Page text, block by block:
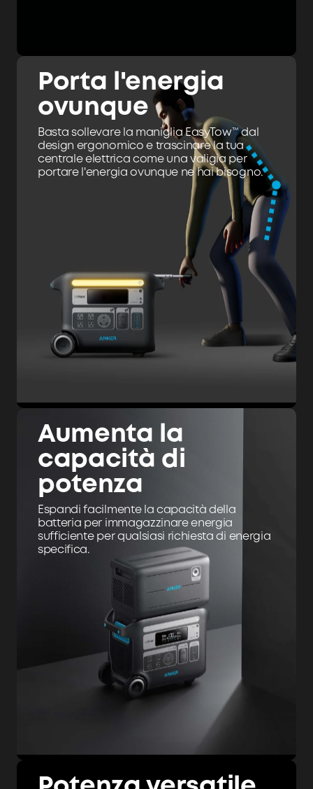
Porta l'energia
ovunque
Basta sollevare la maniglia EasyTow™ dal
design ergonomico e trascinare la tua
centrale elettrica come una valigia per
portare l'energia ovunque ne hai bisogno.
Aumenta la
capacità di
potenza
Espandi facilmente la capacità della
batteria per immagazzinare energia
sufficiente per qualsiasi richiesta di energia
specifica.